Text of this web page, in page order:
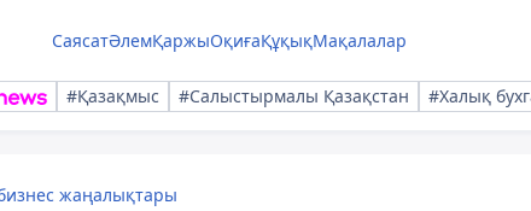
СаясатӘлемҚаржыОқиғаҚұқықМақалалар
#Қазақмыс #Салыстырмалы Қазақстан #Халық
жаңалықтары